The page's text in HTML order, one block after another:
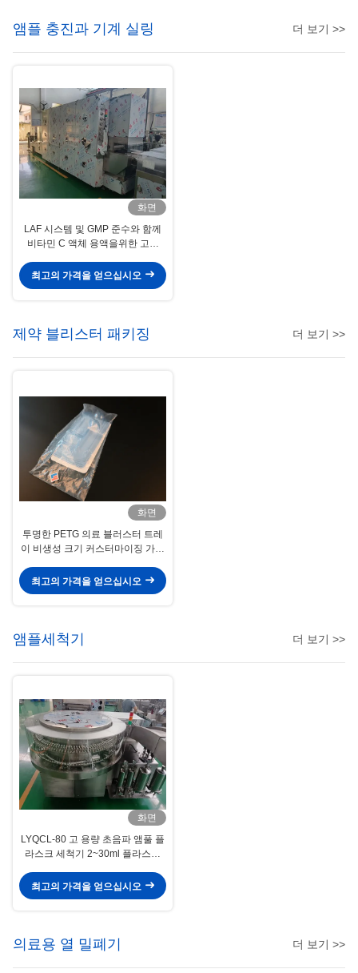
앰플 충진과 기계 실링 더 보기 >>
화면
LAF 시스템 및 GMP 준수와 함께
비타민 C 액체 용액을위한 고속
최고의 가격을 얻으십시오
제약 블리스터 패키징 더 보기 >>
화면
투명한 PETG 의료 블러스터 트레
이 비생성 크기 커스터마이징 가능
최고의 가격을 얻으십시오
앰플세척기 더 보기 >>
화면
LYQCL-80 고 용량 초음파 앰풀 플
라스크 세척기 2~30ml 플라스크
최고의 가격을 얻으십시오
의료용 열 밀폐기 더 보기 >>